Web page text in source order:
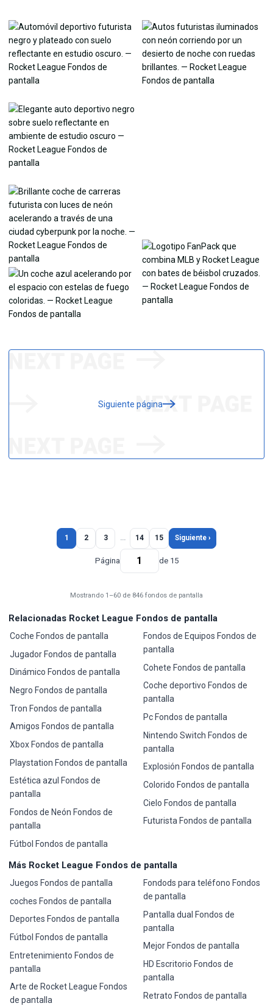
Siguiente página
1 2 3 … 14 15 Siguiente ›
Página de 15
Mostrando 1–60 de 846 fondos de pantalla
Relacionadas Rocket League Fondos de pantalla
Coche Fondos de pantalla
Jugador Fondos de pantalla
Dinámico Fondos de pantalla
Negro Fondos de pantalla
Tron Fondos de pantalla
Amigos Fondos de pantalla
Xbox Fondos de pantalla
Playstation Fondos de pantalla
Estética azul Fondos de
pantalla
Fondos de Neón Fondos de
pantalla
Fútbol Fondos de pantalla
Fondos de Equipos Fondos de
pantalla
Cohete Fondos de pantalla
Coche deportivo Fondos de
pantalla
Pc Fondos de pantalla
Nintendo Switch Fondos de
pantalla
Explosión Fondos de pantalla
Colorido Fondos de pantalla
Cielo Fondos de pantalla
Futurista Fondos de pantalla
Más Rocket League Fondos de pantalla
Juegos Fondos de pantalla
coches Fondos de pantalla
Deportes Fondos de pantalla
Fútbol Fondos de pantalla
Entretenimiento Fondos de
pantalla
Arte de Rocket League Fondos
de pantalla
Fondods para teléfono Fondos
de pantalla
Pantalla dual Fondos de
pantalla
Mejor Fondos de pantalla
HD Escritorio Fondos de
pantalla
Retrato Fondos de pantalla